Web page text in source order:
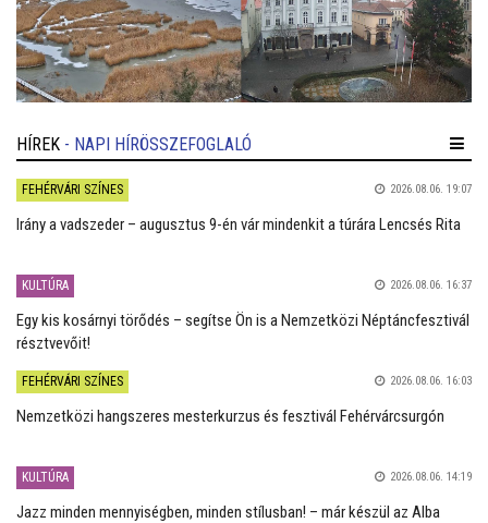
HÍREK - NAPI HÍRÖSSZEFOGLALÓ
FEHÉRVÁRI SZÍNES 2026.08.06. 19:07
Irány a vadszeder – augusztus 9-én vár mindenkit a túrára Lencsés Rita
KULTÚRA 2026.08.06. 16:37
Egy kis kosárnyi törődés – segítse Ön is a Nemzetközi Néptáncfesztivál
résztvevőit!
FEHÉRVÁRI SZÍNES 2026.08.06. 16:03
Nemzetközi hangszeres mesterkurzus és fesztivál Fehérvárcsurgón
KULTÚRA 2026.08.06. 14:19
Jazz minden mennyiségben, minden stílusban! – már készül az Alba